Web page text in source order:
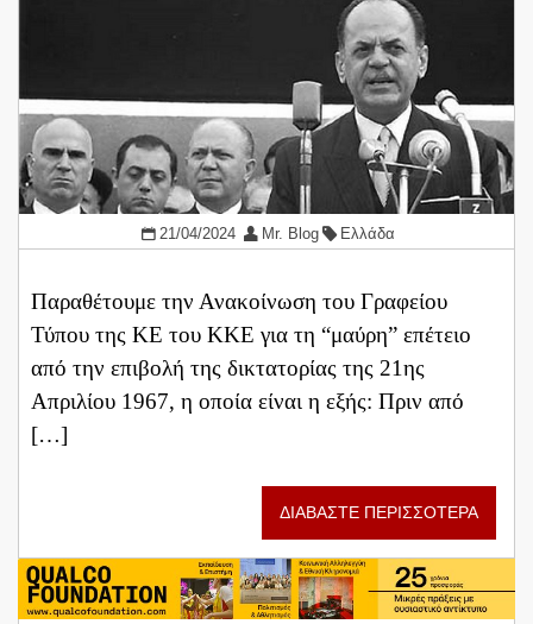
21/04/2024 Mr. Blog Ελλάδα
Παραθέτουμε την Ανακοίνωση του Γραφείου
Τύπου της ΚΕ του ΚΚΕ για τη “μαύρη” επέτειο
από την επιβολή της δικτατορίας της 21ης
Απριλίου 1967, η οποία είναι η εξής: Πριν από
[…]
ΔΙΑΒΑΣΤΕ ΠΕΡΙΣΣΟΤΕΡΑ